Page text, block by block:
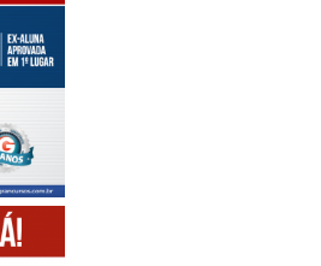
aprovados
sucesso: